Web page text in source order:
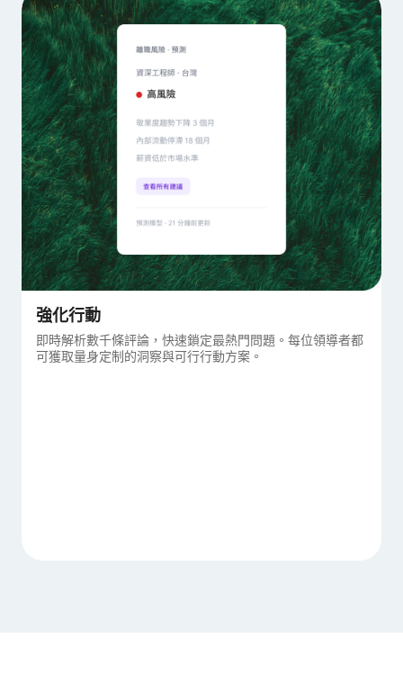
強化行動
即時解析數千條評論，快速鎖定最熱門問題。每位領導者都
可獲取量身定制的洞察與可行行動方案。